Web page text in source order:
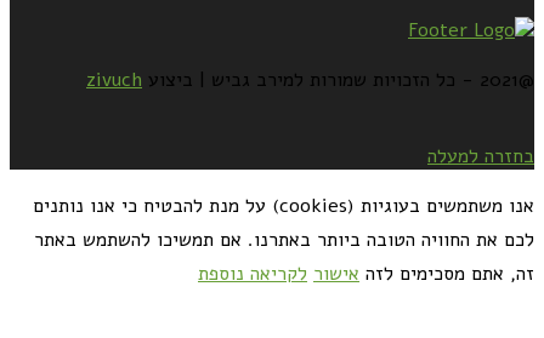
@2021 - כל הזכויות שמורות למירב גביש | ביצוע zivuch
בחזרה למעלה
אנו משתמשים בעוגיות (cookies) על מנת להבטיח כי אנו נותנים
לכם את החוויה הטובה ביותר באתרנו. אם תמשיכו להשתמש באתר
זה, אתם מסכימים לזה אישור לקריאה נוספת